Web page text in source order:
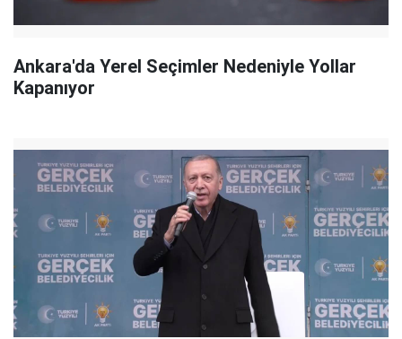
Ankara'da Yerel Seçimler Nedeniyle Yollar
Kapanıyor